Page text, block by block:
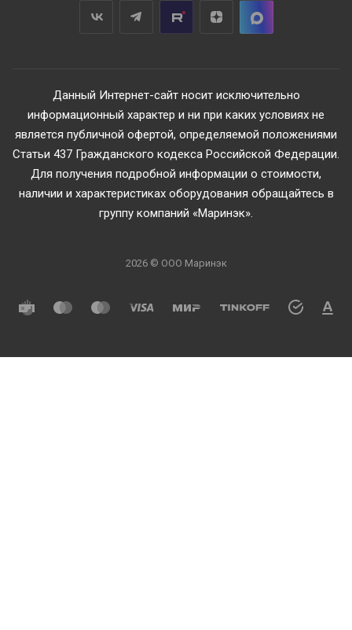
Данный Интернет-сайт носит исключительно
информационный характер и ни при каких условиях не
является публичной офертой, определяемой положениями
Статьи 437 Гражданского кодекса Российской Федерации.
Для получения подробной информации о стоимости,
наличии и характеристиках оборудования обращайтесь в
группу компаний «Маринэк».
2026 © ООО Маринэк